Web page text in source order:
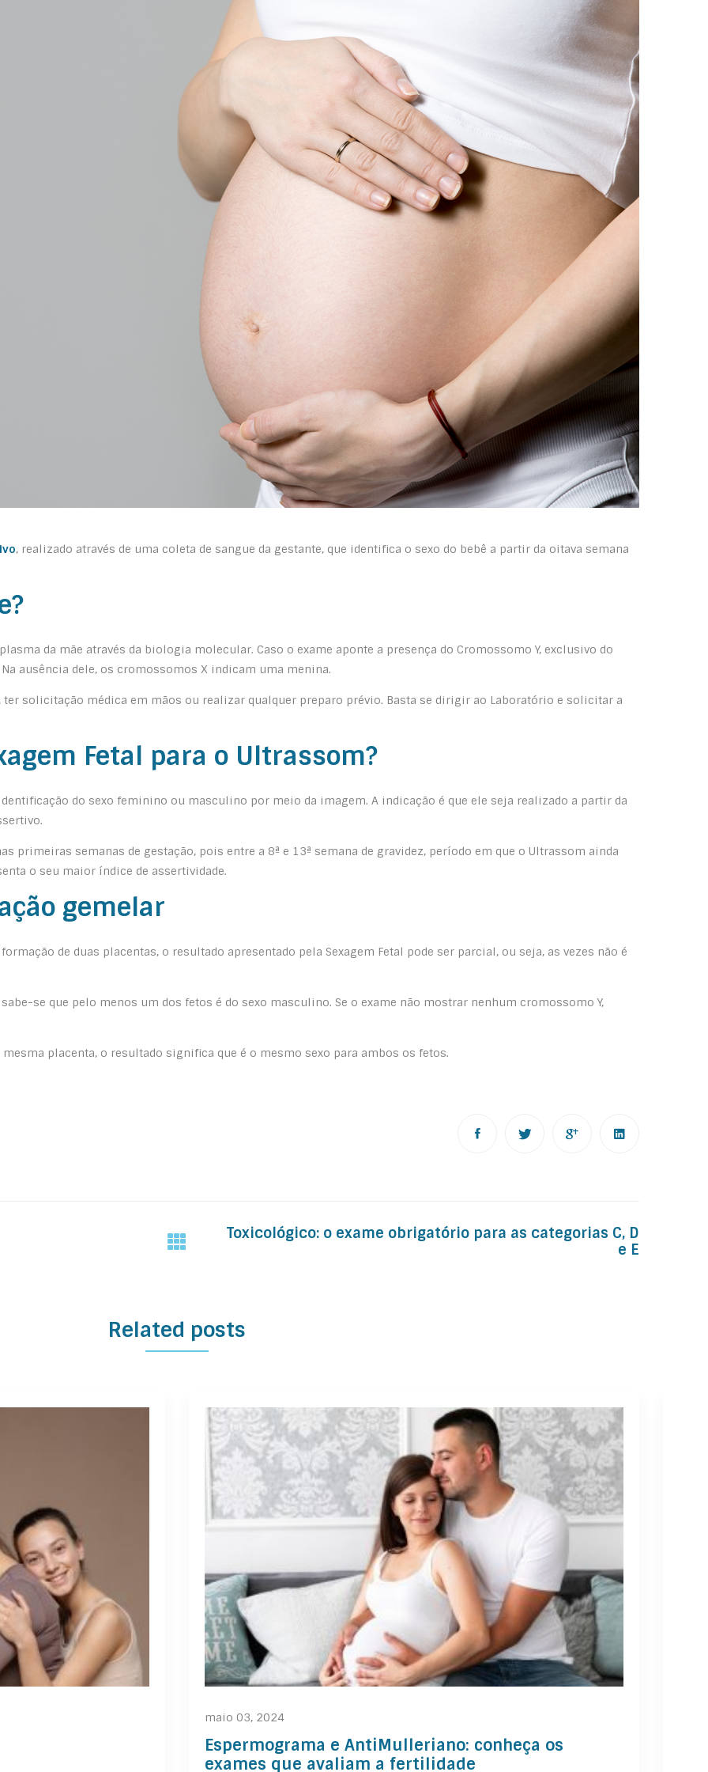
, realizado através de uma coleta de sangue da gestante, que identifica o sexo do bebê a partir da oitava semana
da mãe através da biologia molecular. Caso o exame aponte a presença do Cromossomo Y, exclusivo do
ausência dele, os cromossomos X indicam uma menina.
ter solicitação médica em mãos ou realizar qualquer preparo prévio. Basta se dirigir ao Laboratório e solicitar a
Fetal para o Ultrassom?
do sexo feminino ou masculino por meio da imagem. A indicação é que ele seja realizado a partir da
primeiras semanas de gestação, pois entre a 8ª e 13ª semana de gravidez, período em que o Ultrassom ainda
o seu maior índice de assertividade.
gemelar
de duas placentas, o resultado apresentado pela Sexagem Fetal pode ser parcial, ou seja, as vezes não é
se que pelo menos um dos fetos é do sexo masculino. Se o exame não mostrar nenhum cromossomo Y,
placenta, o resultado significa que é o mesmo sexo para ambos os fetos.
Toxicológico: o exame obrigatório para as categorias C, D
e E
Related posts
maio 03, 2024
Espermograma e AntiMulleriano: conheça os
exames que avaliam a fertilidade